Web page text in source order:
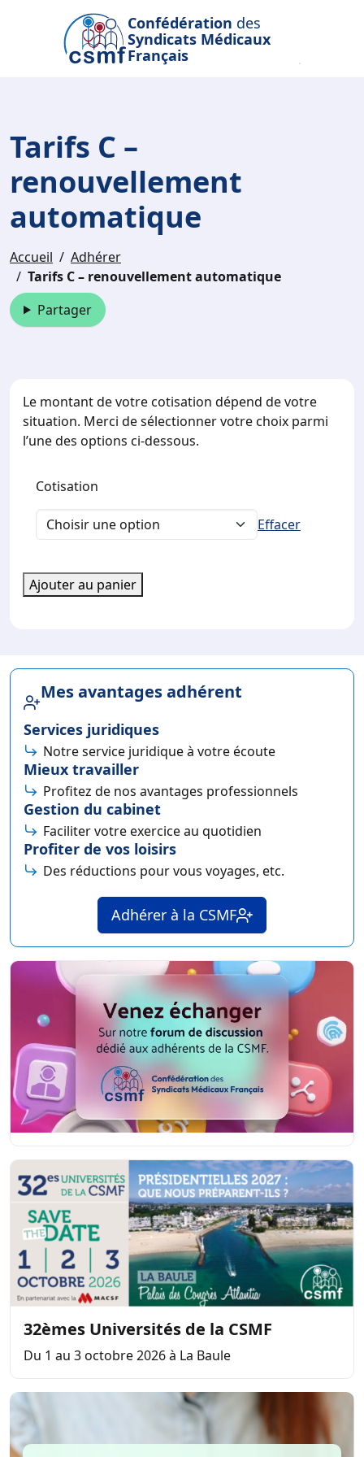
Passer au contenu principal
Confédération des
Syndicats Médicaux
Français
Tarifs C –
renouvellement
automatique
Accueil
Adhérer
Tarifs C – renouvellement automatique
Partager
Le montant de votre cotisation dépend de votre
situation. Merci de sélectionner votre choix parmi
l’une des options ci-dessous.
Cotisation
Effacer
quantité
de
automatique
Ajouter au panier
Mes avantages adhérent
Services juridiques
Notre service juridique à votre écoute
Mieux travailler
Profitez de nos avantages professionnels
Gestion du cabinet
Faciliter votre exercice au quotidien
Profiter de vos loisirs
Des réductions pour vous voyages, etc.
Adhérer à la CSMF
32èmes Universités de la CSMF
Du 1 au 3 octobre 2026 à La Baule